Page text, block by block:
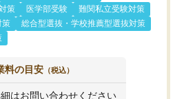
策
医学部受験
難関私立受験対策
策
総合型選抜・学校推薦型選抜対策
料の目安 （税込）
はお問い合わせください